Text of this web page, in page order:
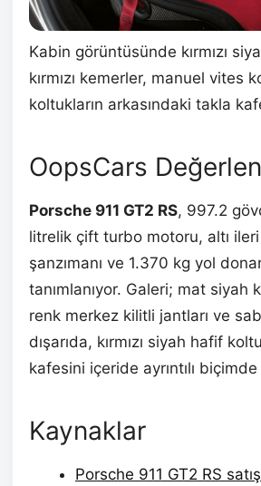
Kabin görüntüsünde kırmızı
kırmızı kemerler, manuel vites
koltukların arkasındaki takla
OopsCars
Porsche 911 GT2 RS, 997.2
litrelik çift turbo motoru, altı
şanzımanı ve 1.370 kg yol
tanımlanıyor. Galeri; mat siyah
renk merkez kilitli jantları ve
dışarıda, kırmızı siyah hafif
kafesini içeride ayrıntılı
Kaynaklar
Porsche 911 GT2 RS